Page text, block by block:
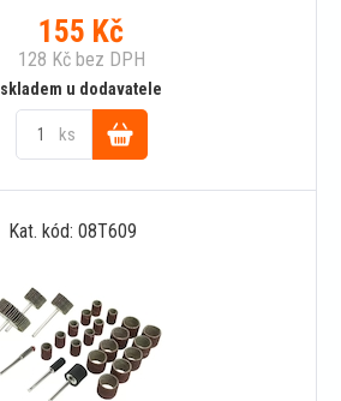
155 Kč
128 Kčbez DPH
skladem u dodavatele
ks
Do
košíku
Kat. kód: 08T609